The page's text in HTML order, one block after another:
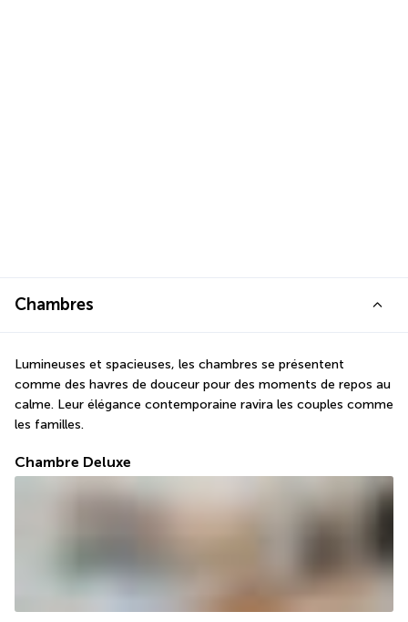
Chambres
Lumineuses et spacieuses, les chambres se présentent
comme des havres de douceur pour des moments de repos au
calme. Leur élégance contemporaine ravira les couples comme
les familles.
Chambre Deluxe